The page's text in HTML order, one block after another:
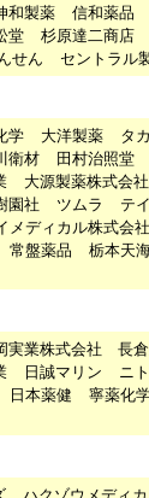
和製薬 信和薬品
堂 杉原達二商店
せん セントラル
学 大洋製薬 タ
衛材 田村治照堂
大源製薬株式会社
園社 ツムラ テ
メディカル株式会社
常盤薬品 栃本天
実業株式会社 長
日誠マリン ニ
日本薬健 寧薬化